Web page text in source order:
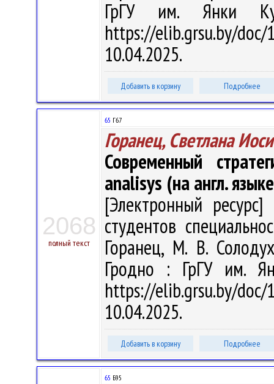
ГрГУ им. Янки
https://elib.grsu.by/
10.04.2025.
Добавить в корзину Подробнее
2068
полный текст
65 Г67
Горанец, Светлана
Современный
analisys (на англ.
[Электронный
студентов
Горанец, М. В.
Гродно : ГрГУ им.
https://elib.grsu.by/
10.04.2025.
Добавить в корзину Подробнее
65 Б95